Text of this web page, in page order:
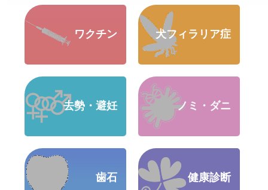
ワクチン 犬フィラリア症
去勢・避妊 ノミ・ダニ
歯石 健康診断